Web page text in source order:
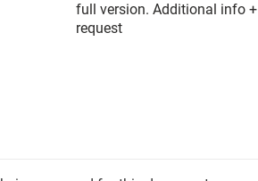
full version. Additional info
request